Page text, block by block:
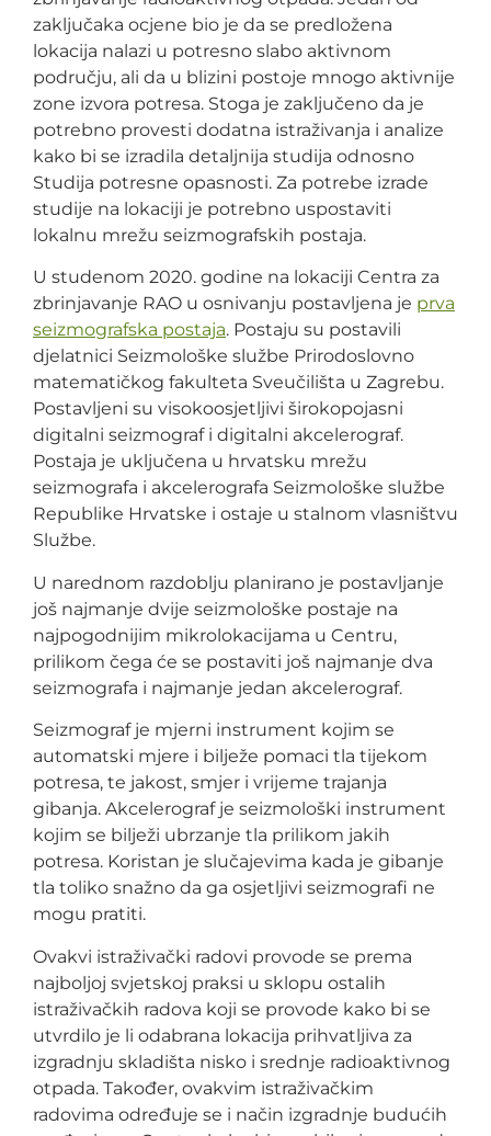
zaključaka ocjene bio je da se predložena
lokacija nalazi u potresno slabo aktivnom
području, ali da u blizini postoje mnogo aktivnije
zone izvora potresa. Stoga je zaključeno da je
potrebno provesti dodatna istraživanja i analize
kako bi se izradila detaljnija studija odnosno
Studija potresne opasnosti. Za potrebe izrade
studije na lokaciji je potrebno uspostaviti
lokalnu mrežu seizmografskih postaja.
U studenom 2020. godine na lokaciji Centra za
zbrinjavanje RAO u osnivanju postavljena je prva
seizmografska postaja. Postaju su postavili
djelatnici Seizmološke službe Prirodoslovno
matematičkog fakulteta Sveučilišta u Zagrebu.
Postavljeni su visokoosjetljivi širokopojasni
digitalni seizmograf i digitalni akcelerograf.
Postaja je uključena u hrvatsku mrežu
seizmografa i akcelerografa Seizmološke službe
Republike Hrvatske i ostaje u stalnom vlasništvu
Službe.
U narednom razdoblju planirano je postavljanje
još najmanje dvije seizmološke postaje na
najpogodnijim mikrolokacijama u Centru,
prilikom čega će se postaviti još najmanje dva
seizmografa i najmanje jedan akcelerograf.
Seizmograf je mjerni instrument kojim se
automatski mjere i bilježe pomaci tla tijekom
potresa, te jakost, smjer i vrijeme trajanja
gibanja. Akcelerograf je seizmološki instrument
kojim se bilježi ubrzanje tla prilikom jakih
potresa. Koristan je slučajevima kada je gibanje
tla toliko snažno da ga osjetljivi seizmografi ne
mogu pratiti.
Ovakvi istraživački radovi provode se prema
najboljoj svjetskoj praksi u sklopu ostalih
istraživačkih radova koji se provode kako bi se
utvrdilo je li odabrana lokacija prihvatljiva za
izgradnju skladišta nisko i srednje radioaktivnog
otpada. Također, ovakvim istraživačkim
radovima određuje se i način izgradnje budućih